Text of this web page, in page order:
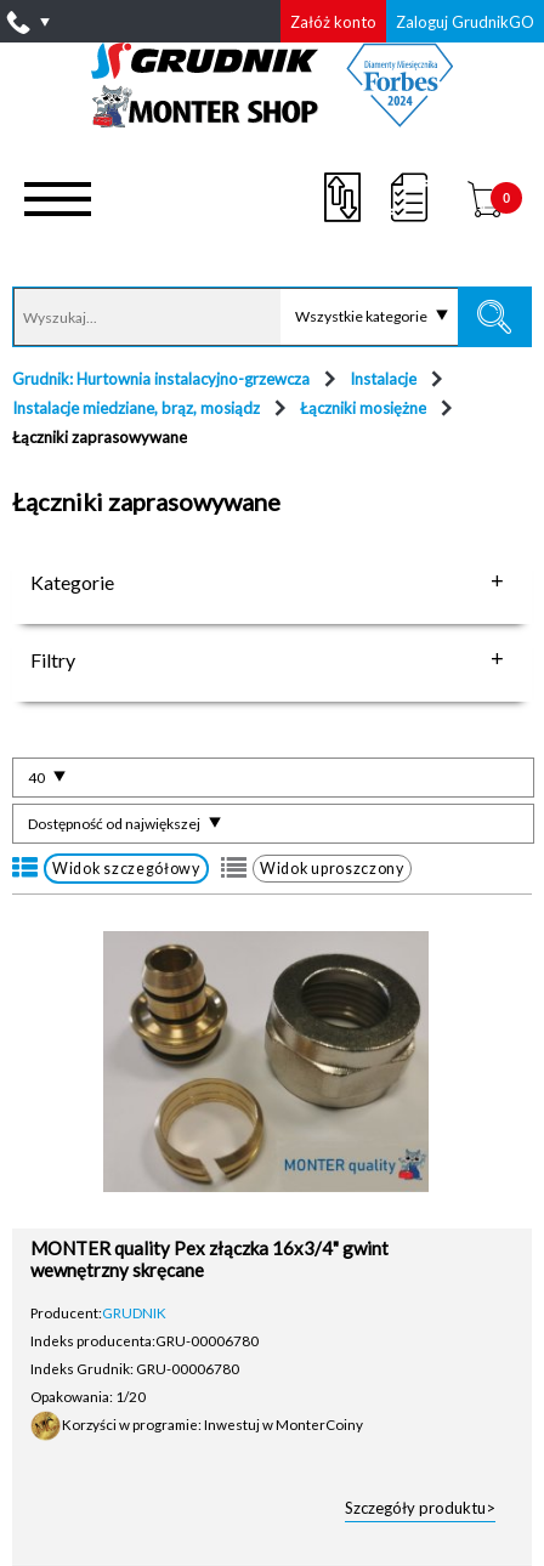
Załóż konto Zaloguj GrudnikGO
Wszystkie kategorie
0
Grudnik: Hurtownia instalacyjno-grzewcza
Instalacje
Instalacje miedziane, brąz, mosiądz
Łączniki mosiężne
Łączniki zaprasowywane
Łączniki zaprasowywane
Kategorie
Filtry
Dostępność od największej
40
Widok szczegółowy Widok uproszczony
MONTER quality Pex złączka 16x3/4" gwint
wewnętrzny skręcane
Producent:GRUDNIK
Indeks producenta:GRU-00006780
Indeks Grudnik: GRU-00006780
Opakowania: 1/20
Korzyści w programie: Inwestuj w MonterCoiny
Szczegóły produktu>